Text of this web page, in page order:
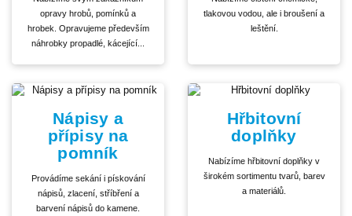
opravy hrobů, pomínků a
hrobek. Opravujeme především
náhrobky propadlé, kácející...
tlakovou vodou, ale i broušení a
leštění.
Nápisy a
přípisy na
pomník
Provádíme sekání i pískování
nápisů, zlacení, stříbření a
barvení nápisů do kamene.
Hřbitovní
doplňky
Nabízíme hřbitovní doplňky v
širokém sortimentu tvarů, barev
a materiálů.